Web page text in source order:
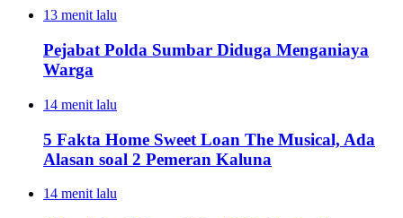
13 menit lalu
Pejabat Polda Sumbar Diduga Menganiaya
Warga
14 menit lalu
5 Fakta Home Sweet Loan The Musical, Ada
Alasan soal 2 Pemeran Kaluna
14 menit lalu